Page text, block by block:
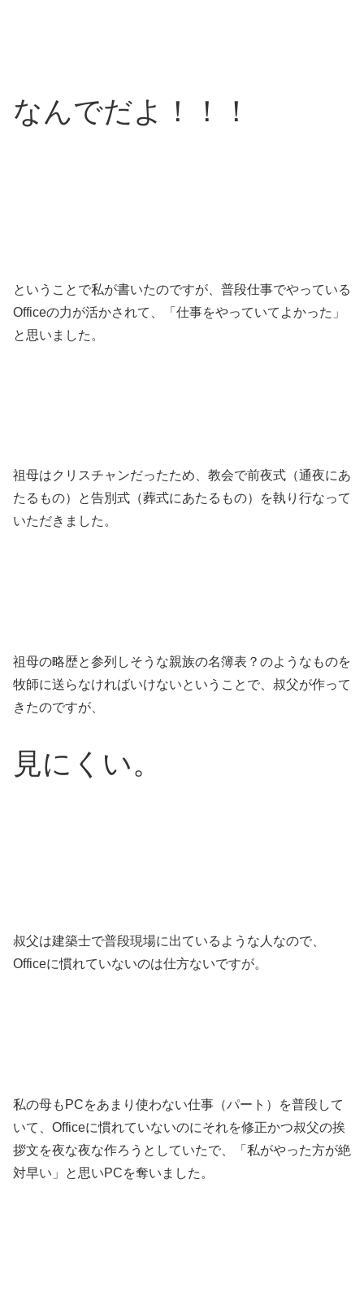
なんでだよ！！！
ということで私が書いたのですが、普段仕事でやっている
Officeの力が活かされて、「仕事をやっていてよかった」
と思いました。
祖母はクリスチャンだったため、教会で前夜式（通夜にあ
たるもの）と告別式（葬式にあたるもの）を執り行なって
いただきました。
祖母の略歴と参列しそうな親族の名簿表？のようなものを
牧師に送らなければいけないということで、叔父が作って
きたのですが、
見にくい。
叔父は建築士で普段現場に出ているような人なので、
Officeに慣れていないのは仕方ないですが。
私の母もPCをあまり使わない仕事（パート）を普段して
いて、Officeに慣れていないのにそれを修正かつ叔父の挨
拶文を夜な夜な作ろうとしていたで、「私がやった方が絶
対早い」と思いPCを奪いました。